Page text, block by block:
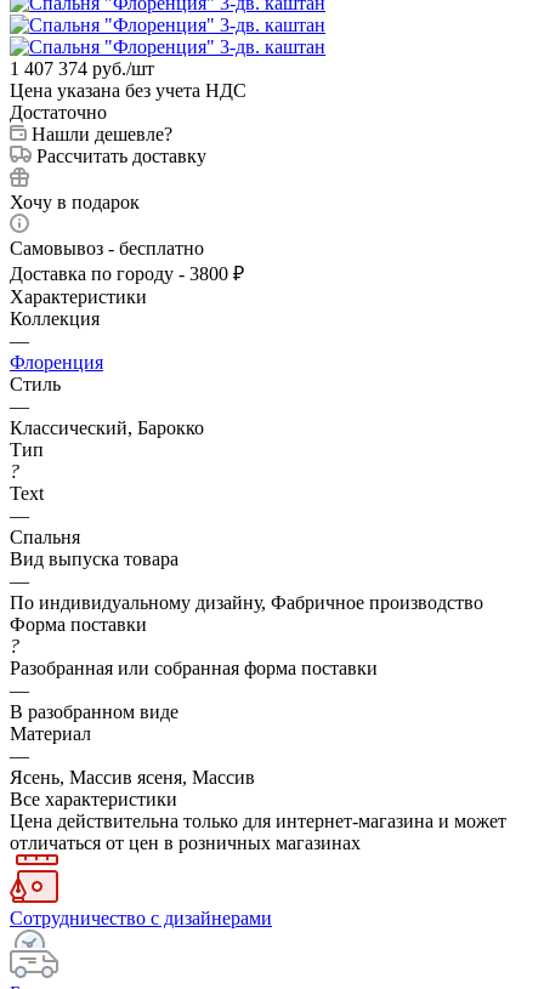
1 407 374 руб./шт
Цена указана без учета НДС
Достаточно
Нашли дешевле?
Рассчитать доставку
Хочу в подарок
Самовывоз - бесплатно
Доставка по городу - 3800 ₽
Характеристики
Коллекция
—
Флоренция
Стиль
—
Классический, Барокко
Тип
?
Text
—
Спальня
Вид выпуска товара
—
По индивидуальному дизайну, Фабричное производство
Форма поставки
?
Разобранная или собранная форма поставки
—
В разобранном виде
Материал
—
Ясень, Массив ясеня, Массив
Все характеристики
Цена действительна только для интернет-магазина и может
отличаться от цен в розничных магазинах
Сотрудничество с дизайнерами